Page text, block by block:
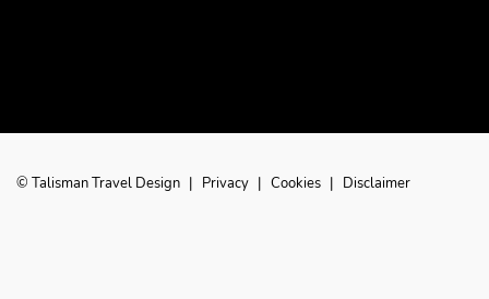
© Talisman Travel Design | Privacy | Cookies | Disclaimer